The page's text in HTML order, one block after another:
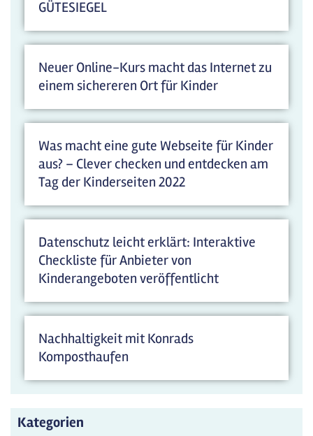
GÜTESIEGEL
Neuer Online-Kurs macht das Internet zu
einem sichereren Ort für Kinder
Was macht eine gute Webseite für Kinder
aus? – Clever checken und entdecken am
Tag der Kinderseiten 2022
Datenschutz leicht erklärt: Interaktive
Checkliste für Anbieter von
Kinderangeboten veröffentlicht
Nachhaltigkeit mit Konrads
Komposthaufen
Kategorien